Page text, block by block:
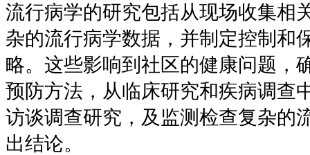
流行病学的研究包括从现场收集相
杂的流行病学数据，并制定控制和
略。这些影响到社区的健康问题，
预防方法，从临床研究和疾病调查
访谈调查研究，及监测检查复杂的
出结论。